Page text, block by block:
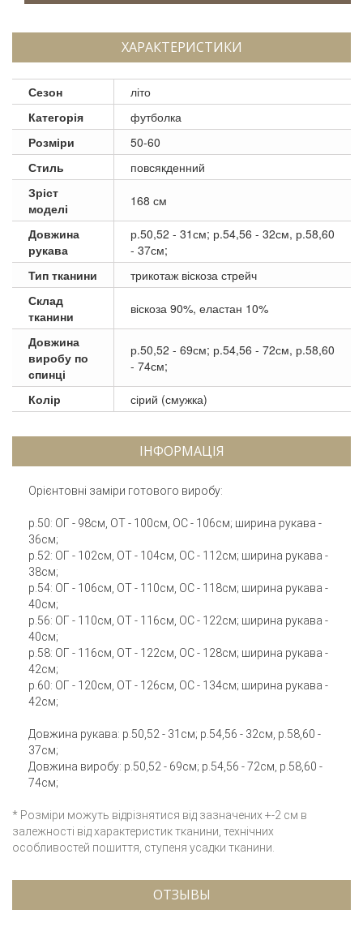
ХАРАКТЕРИСТИКИ
Сезон
літо
Категорія
футболка
Розміри
50-60
Стиль
повсякденний
Зріст
моделі
168 см
Довжина
рукава
р.50,52 - 31см; р.54,56 - 32см, р.58,60
- 37см;
Тип тканини
трикотаж віскоза стрейч
Склад
тканини
віскоза 90%, еластан 10%
Довжина
виробу по
спинці
р.50,52 - 69см; р.54,56 - 72см, р.58,60
- 74см;
Колір сірий (смужка)
ІНФОРМАЦІЯ
Орієнтовні заміри готового виробу:
р.50: ОГ - 98см, ОТ - 100см, ОС - 106см; ширина рукава -
36см;
р.52: ОГ - 102см, ОТ - 104см, ОС - 112см; ширина рукава -
38см;
р.54: ОГ - 106см, ОТ - 110см, ОС - 118см; ширина рукава -
40см;
р.56: ОГ - 110см, ОТ - 116см, ОС - 122см; ширина рукава -
40см;
р.58: ОГ - 116см, ОТ - 122см, ОС - 128см; ширина рукава -
42см;
р.60: ОГ - 120см, ОТ - 126см, ОС - 134см; ширина рукава -
42см;
Довжина рукава: р.50,52 - 31см; р.54,56 - 32см, р.58,60 -
37см;
Довжина виробу: р.50,52 - 69см; р.54,56 - 72см, р.58,60 -
74см;
* Розміри можуть відрізнятися від зазначених +-2 см в
залежності від характеристик тканини, технічних
особливостей пошиття, ступеня усадки тканини.
ОТЗЫВЫ